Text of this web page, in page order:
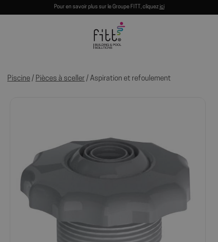
Pour en savoir plus sur le Groupe FITT, cliquezici
Piscine / Pièces à sceller / Aspiration et refoulement